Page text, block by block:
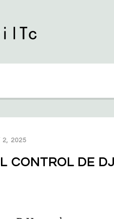
2, 2025
CONTROL DE